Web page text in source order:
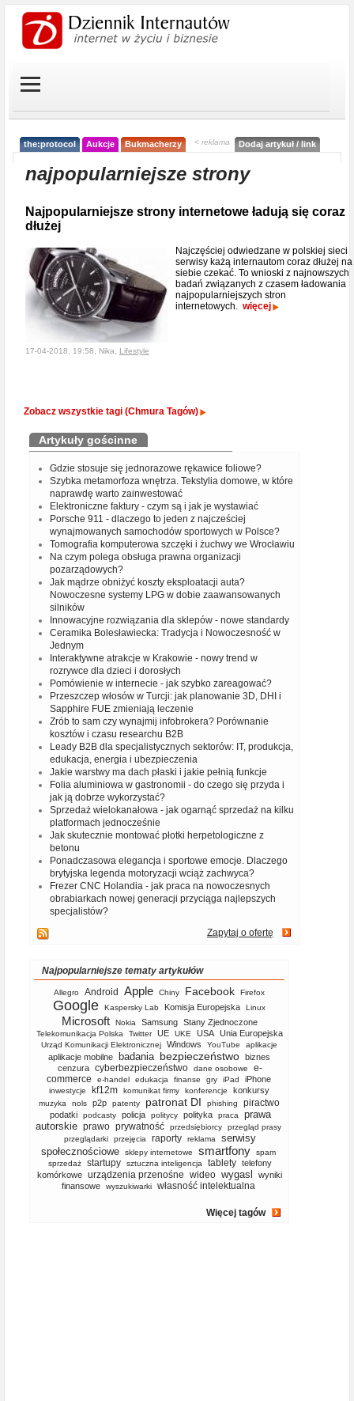
the:protocol Aukcje Bukmacherzy < reklama Dodaj artykuł / link
najpopularniejsze strony
Najpopularniejsze strony internetowe ładują się coraz
dłużej
Najczęściej odwiedzane w polskiej sieci
serwisy każą internautom coraz dłużej na
siebie czekać. To wnioski z najnowszych
badań związanych z czasem ładowania
najpopularniejszych stron
internetowych. więcej
17-04-2018, 19:58, Nika, Lifestyle
Zobacz wszystkie tagi (Chmura Tagów)
Artykuły gościnne
Gdzie stosuje się jednorazowe rękawice foliowe?
Szybka metamorfoza wnętrza. Tekstylia domowe, w które
naprawdę warto zainwestować
Elektroniczne faktury - czym są i jak je wystawiać
Porsche 911 - dlaczego to jeden z najcześciej
wynajmowanych samochodów sportowych w Polsce?
Tomografia komputerowa szczęki i żuchwy we Wrocławiu
Na czym polega obsługa prawna organizacji
pozarządowych?
Jak mądrze obniżyć koszty eksploatacji auta?
Nowoczesne systemy LPG w dobie zaawansowanych
silników
Innowacyjne rozwiązania dla sklepów - nowe standardy
Ceramika Bolesławiecka: Tradycja i Nowoczesność w
Jednym
Interaktywne atrakcje w Krakowie - nowy trend w
rozrywce dla dzieci i dorosłych
Pomówienie w internecie - jak szybko zareagować?
Przeszczep włosów w Turcji: jak planowanie 3D, DHI i
Sapphire FUE zmieniają leczenie
Zrób to sam czy wynajmij infobrokera? Porównanie
kosztów i czasu researchu B2B
Leady B2B dla specjalistycznych sektorów: IT, produkcja,
edukacja, energia i ubezpieczenia
Jakie warstwy ma dach płaski i jakie pełnią funkcje
Folia aluminiowa w gastronomii - do czego się przyda i
jak ją dobrze wykorzystać?
Sprzedaż wielokanałowa - jak ogarnąć sprzedaż na kilku
platformach jednocześnie
Jak skutecznie montować płotki herpetologiczne z
betonu
Ponadczasowa elegancja i sportowe emocje. Dlaczego
brytyjska legenda motoryzacji wciąż zachwyca?
Frezer CNC Holandia - jak praca na nowoczesnych
obrabiarkach nowej generacji przyciąga najlepszych
specjalistów?
Zapytaj o ofertę
Najpopularniejsze tematy artykułów
Allegro Android Apple Chiny Facebook Firefox
Google Kaspersky Lab Komisja Europejska Linux
Microsoft Nokia Samsung Stany Zjednoczone
Telekomunikacja Polska Twitter UE UKE USA Unia Europejska
Urząd Komunikacji Elektronicznej Windows YouTube aplikacje
aplikacje mobilne badania bezpieczeństwo biznes
cenzura cyberbezpieczeństwo dane osobowe
e-
commerce
e-handel edukacja finanse gry iPad iPhone
inwestycje kf12m komunikat firmy konferencje konkursy
muzyka nols p2p patenty patronat DI phishing piractwo
podatki podcasty policja politycy polityka praca
prawa
autorskie prawo prywatność przedsiębiorcy
przegląd prasy
przeglądarki
przejęcia raporty reklama
serwisy
społecznościowe
sklepy internetowe smartfony
spam
sprzedaż
startupy sztuczna inteligencja tablety telefony
komórkowe
urządzenia przenośne wideo wygasl
wyniki
finansowe
wyszukiwarki własność intelektualna
Więcej tagów